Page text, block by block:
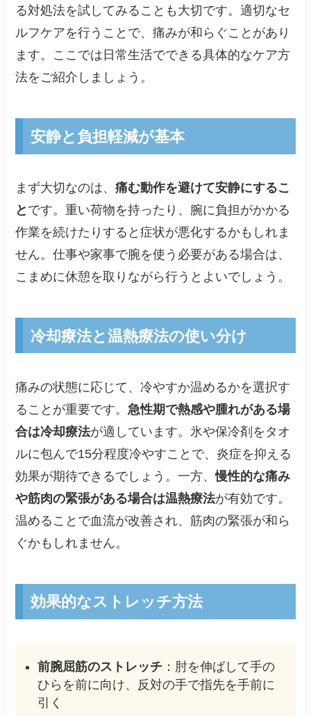
る対処法を試してみることも大切です。適切なセ
ルフケアを行うことで、痛みが和らぐことがあり
ます。ここでは日常生活でできる具体的なケア方
法をご紹介しましょう。
安静と負担軽減が基本
まず大切なのは、痛む動作を避けて安静にするこ
と です。重い荷物を持ったり、腕に負担がかかる
作業を続けたりすると症状が悪化するかもしれま
せん。仕事や家事で腕を使う必要がある場合は、
こまめに休憩を取りながら行うとよいでしょう。
冷却療法と温熱療法の使い分け
痛みの状態に応じて、冷やすか温めるかを選択す
ることが重要です。急性期で熱感や腫れがある場
合は冷却療法が適しています。氷や保冷剤をタオ
ルに包んで15分程度冷やすことで、炎症を抑える
効果が期待できるでしょう。一方、慢性的な痛み
や筋肉の緊張がある場合は温熱療法が有効です。
温めることで血流が改善され、筋肉の緊張が和ら
ぐかもしれません。
効果的なストレッチ方法
前腕屈筋のストレッチ：肘を伸ばして手の
ひらを前に向け、反対の手で指先を手前に
引く